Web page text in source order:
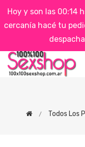
Hoy y son las 00:14
cercanía hacé tu
Todos Los